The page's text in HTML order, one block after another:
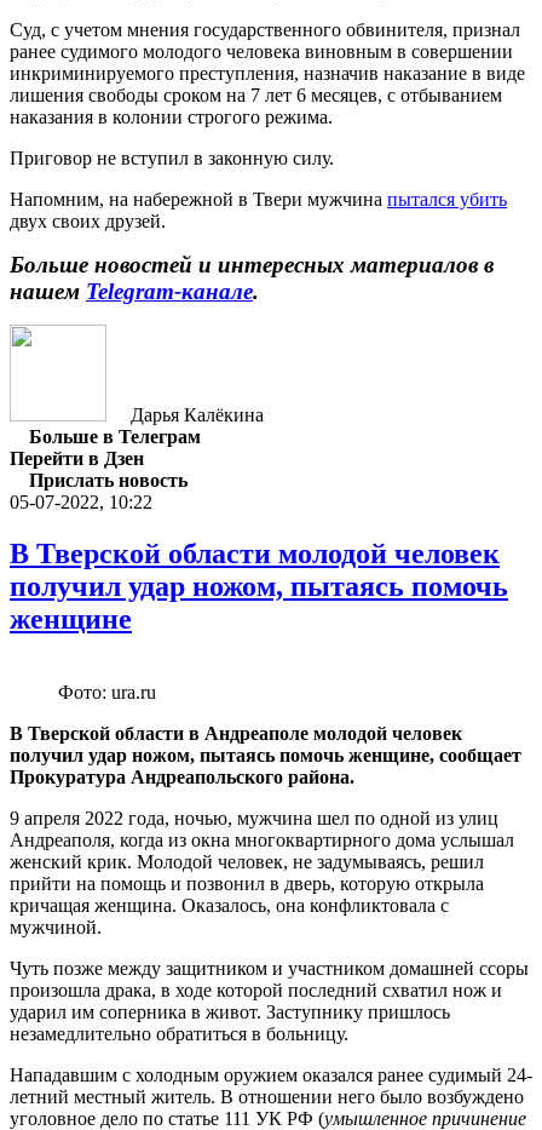
Суд, с учетом мнения государственного обвинителя, признал
ранее судимого молодого человека виновным в совершении
инкриминируемого преступления, назначив наказание в виде
лишения свободы сроком на 7 лет 6 месяцев, с отбыванием
наказания в колонии строгого режима.
Приговор не вступил в законную силу.
Напомним, на набережной в Твери мужчина пытался убить
двух своих друзей.
Больше новостей и интересных материалов в
нашем Telegram-канале.
Дарья Калёкина
Больше в Телеграм
Перейти в Дзен
Прислать новость
05-07-2022, 10:22
В Тверской области молодой человек
получил удар ножом, пытаясь помочь
женщине
Фото: ura.ru
В Тверской области в Андреаполе молодой человек
получил удар ножом, пытаясь помочь женщине, сообщает
Прокуратура Андреапольского района.
9 апреля 2022 года, ночью, мужчина шел по одной из улиц
Андреаполя, когда из окна многоквартирного дома услышал
женский крик. Молодой человек, не задумываясь, решил
прийти на помощь и позвонил в дверь, которую открыла
кричащая женщина. Оказалось, она конфликтовала с
мужчиной.
Чуть позже между защитником и участником домашней ссоры
произошла драка, в ходе которой последний схватил нож и
ударил им соперника в живот. Заступнику пришлось
незамедлительно обратиться в больницу.
Нападавшим с холодным оружием оказался ранее судимый 24-
летний местный житель. В отношении него было возбуждено
уголовное дело по статье 111 УК РФ (умышленное причинение